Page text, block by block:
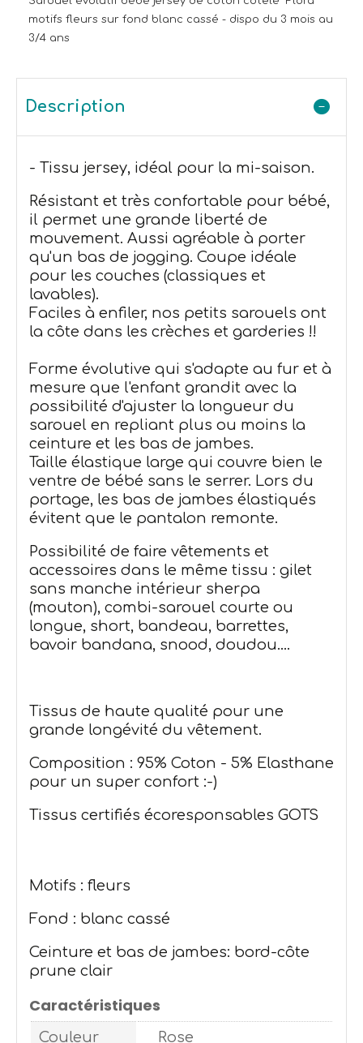
motifs fleurs sur fond blanc cassé - dispo du 3 mois au
3/4 ans
Description
- Tissu jersey, idéal pour la mi-saison.
Résistant et très confortable pour bébé,
il permet une grande liberté de
mouvement. Aussi agréable à porter
qu'un bas de jogging. Coupe idéale
pour les couches (classiques et
lavables).
Faciles à enfiler, nos petits sarouels ont
la côte dans les crèches et garderies !!
Forme évolutive qui s'adapte au fur et à
mesure que l'enfant grandit avec la
possibilité d'ajuster la longueur du
sarouel en repliant plus ou moins la
ceinture et les bas de jambes.
Taille élastique large qui couvre bien le
ventre de bébé sans le serrer. Lors du
portage, les bas de jambes élastiqués
évitent que le pantalon remonte.
Possibilité de faire vêtements et
accessoires dans le même tissu : gilet
sans manche intérieur sherpa
(mouton), combi-sarouel courte ou
longue, short, bandeau, barrettes,
bavoir bandana, snood, doudou....
Tissus de haute qualité pour une
grande longévité du vêtement.
Composition : 95% Coton - 5% Elasthane
pour un super confort :-)
Tissus certifiés écoresponsables GOTS
Motifs : fleurs
Fond : blanc cassé
Ceinture et bas de jambes: bord-côte
prune clair
Caractéristiques
Couleur Rose